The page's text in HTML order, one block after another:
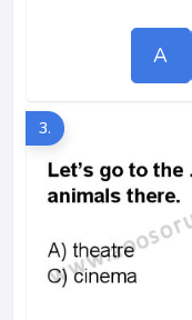
A
3.